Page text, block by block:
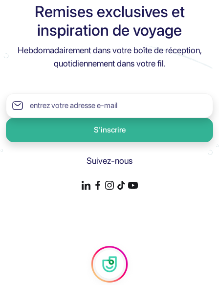
Remises exclusives et
inspiration de voyage
Hebdomadairement dans votre boîte de réception,
quotidiennement dans votre fil.
S'inscrire
Suivez-nous